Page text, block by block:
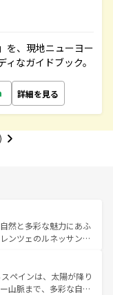
を、現地ニューヨー
なガイドブック。
詳細を見る
然と多彩な魅力にあふ
ンツェのルネッサンス
やアマルフィ海岸の絶
光の合間には、本場の
料理を堪能することも
ペインは、太陽が降り
山脈まで、多彩な自然